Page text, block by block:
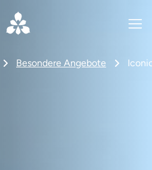
Besondere Angebote